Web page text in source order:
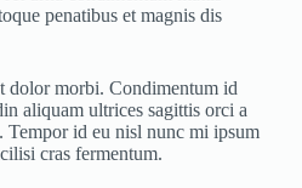
penatibus et magnis dis
dolor morbi. Condimentum id
aliquam ultrices sagittis orci a
Tempor id eu nisl nunc mi ipsum
cras fermentum.